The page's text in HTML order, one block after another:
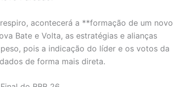
acontecerá a **formação de um novo
Bate e Volta, as estratégias e alianças
pois a indicação do líder e os votos da
de forma mais direta.